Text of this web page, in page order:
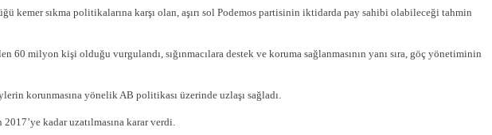
kemer sıkma politikalarına karşı olan, aşırı sol Podemos partisinin iktidarda pay sahibi olabileceği tahmin
milyon kişi olduğu vurgulandı, sığınmacılara destek ve koruma sağlanmasının yanı sıra, göç yönetiminin
korunmasına yönelik AB politikası üzerinde uzlaşı sağladı.
kadar uzatılmasına karar verdi.